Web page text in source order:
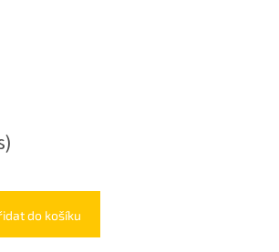
do košíku